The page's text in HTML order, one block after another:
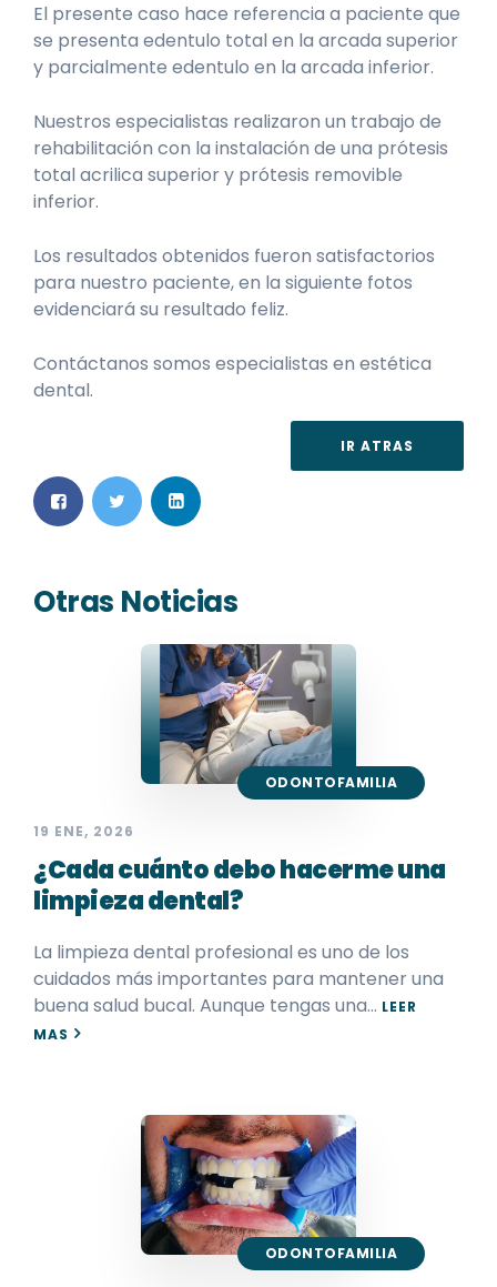
El presente caso hace referencia a paciente que
se presenta edentulo total en la arcada superior
y parcialmente edentulo en la arcada inferior.
Nuestros especialistas realizaron un trabajo de
rehabilitación con la instalación de una prótesis
total acrilica superior y prótesis removible
inferior.
Los resultados obtenidos fueron satisfactorios
para nuestro paciente, en la siguiente fotos
evidenciará su resultado feliz.
Contáctanos somos especialistas en estética
dental.
IR ATRAS
Otras Noticias
ODONTOFAMILIA
19 ENE, 2026
¿Cada cuánto debo hacerme una
limpieza dental?
La limpieza dental profesional es uno de los
cuidados más importantes para mantener una
buena salud bucal. Aunque tengas una… LEER
MAS
ODONTOFAMILIA